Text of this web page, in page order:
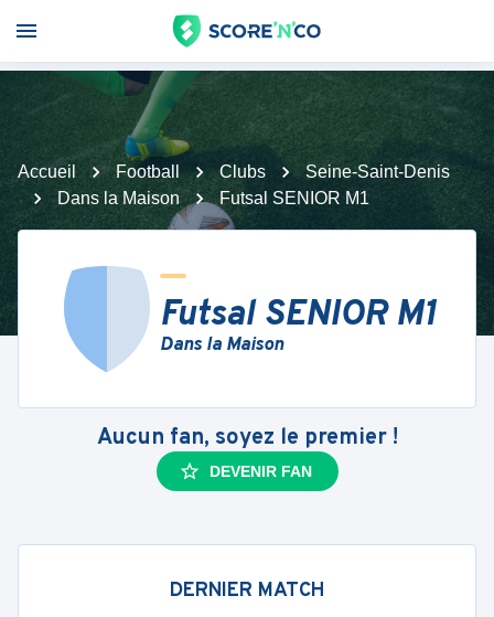
Accueil Football Clubs
Seine-Saint-Denis
Dans la Maison
Futsal SENIOR M1
Futsal SENIOR M1
Dans la Maison
Aucun fan, soyez le premier !
DEVENIR FAN
DERNIER MATCH